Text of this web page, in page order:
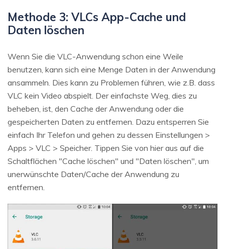
Methode 3: VLCs App-Cache und
Daten löschen
Wenn Sie die VLC-Anwendung schon eine Weile
benutzen, kann sich eine Menge Daten in der Anwendung
ansammeln. Dies kann zu Problemen führen, wie z.B. dass
VLC kein Video abspielt. Der einfachste Weg, dies zu
beheben, ist, den Cache der Anwendung oder die
gespeicherten Daten zu entfernen. Dazu entsperren Sie
einfach Ihr Telefon und gehen zu dessen Einstellungen >
Apps > VLC > Speicher. Tippen Sie von hier aus auf die
Schaltflächen "Cache löschen" und "Daten löschen", um
unerwünschte Daten/Cache der Anwendung zu
entfernen.